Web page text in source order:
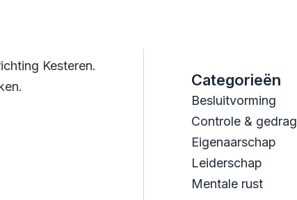
Categorieën
Besluitvorming
Controle & gedrag
Eigenaarschap
Leiderschap
Mentale rust
Kesteren.